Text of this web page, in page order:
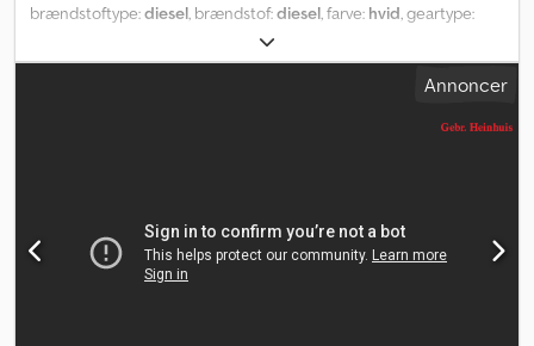
brændstoftype:diesel , brændstof:diesel , farve: hvid , geartype:
, emissionsklasse:
2016, = Yderligere muligheder og tilbehør = - PTO
(kraftoverførselsgear) = Bemærkninger = Nissan Cabstar 35.12
gear. Maks. vægt: 3500 kg. Akselbelastning: 1: 1750 kg. 2: 2200 kg.
kurv: 200 kg / 2 personer + 40 kg. Maks. arbejdshøjde: 15 meter.
Maks. rækkevidde: 9,1 meter. Maks. sideværts kraft: 400 N. Maks.
vindhastighed: 12,5 m/s. Roterbar kurv. Elektrisk funktion i kurven. 4
Annoncer